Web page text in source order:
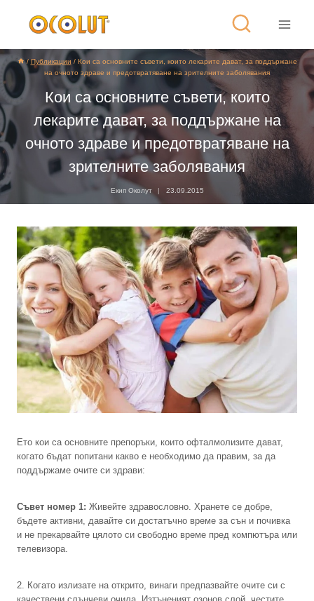
/ Публикации / Кои са основните съвети, които лекарите дават, за поддържане
на очното здраве и предотвратяване на зрителните заболявания
Кои са основните съвети, които
лекарите дават, за поддържане на
очното здраве и предотвратяване на
зрителните заболявания
Екип Околут 23.09.2015
Ето кои са основните препоръки, които офталмолизите дават,
когато бъдат попитани какво е необходимо да правим, за да
поддържаме очите си здрави:
Съвет номер 1: Живейте здравословно. Хранете се добре,
бъдете активни, давайте си достатъчно време за сън и почивка
и не прекарвайте цялото си свободно време пред компютъра или
телевизора.
2. Когато излизате на открито, винаги предпазвайте очите си с